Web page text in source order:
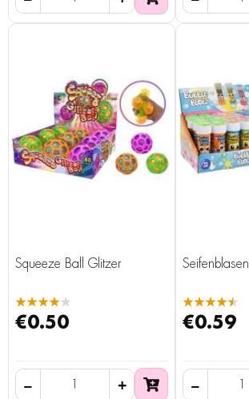
Squeeze Ball Glitzer
★★★★★
€0.50
Seifenblasen
★★★★★
€0.59